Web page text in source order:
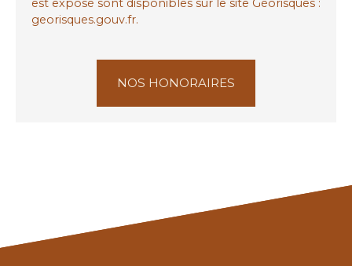
est exposé sont disponibles sur le site Géorisques :
georisques.gouv.fr.
NOS HONORAIRES